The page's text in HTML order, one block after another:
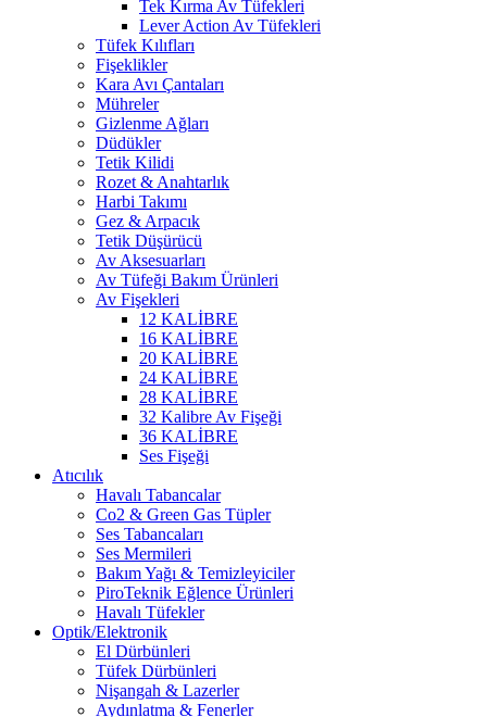
Tek Kırma Av Tüfekleri
Lever Action Av Tüfekleri
Tüfek Kılıfları
Fişeklikler
Kara Avı Çantaları
Mühreler
Gizlenme Ağları
Düdükler
Tetik Kilidi
Rozet & Anahtarlık
Harbi Takımı
Gez & Arpacık
Tetik Düşürücü
Av Aksesuarları
Av Tüfeği Bakım Ürünleri
Av Fişekleri
12 KALİBRE
16 KALİBRE
20 KALİBRE
24 KALİBRE
28 KALİBRE
32 Kalibre Av Fişeği
36 KALİBRE
Ses Fişeği
Atıcılık
Havalı Tabancalar
Co2 & Green Gas Tüpler
Ses Tabancaları
Ses Mermileri
Bakım Yağı & Temizleyiciler
PiroTeknik Eğlence Ürünleri
Havalı Tüfekler
Optik/Elektronik
El Dürbünleri
Tüfek Dürbünleri
Nişangah & Lazerler
Aydınlatma & Fenerler